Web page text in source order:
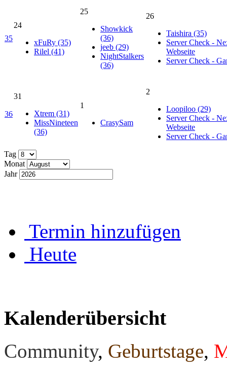
35
24
xFuRy (35)
Rilel (41)
25
Showkick
(36)
jeeb (29)
NightStalkers
(36)
26
Taishira (35)
Server Check -
Webseite
Server Check -
36
31
Xtrem (31)
MissNineteen
(36)
1
CrasySam
2
Loopiloo (29)
Server Check -
Webseite
Server Check -
Tag
Monat
Jahr
Termin hinzufügen
Heute
Kalenderübersicht
Community, Geburtstage,